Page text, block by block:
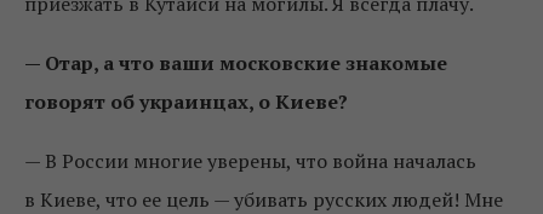
— Отар, а что ваши московские знакомые
говорят об украинцах, о Киеве?
— В России многие уверены, что война началась
в Киеве, что ее цель — убивать русских людей! Мне